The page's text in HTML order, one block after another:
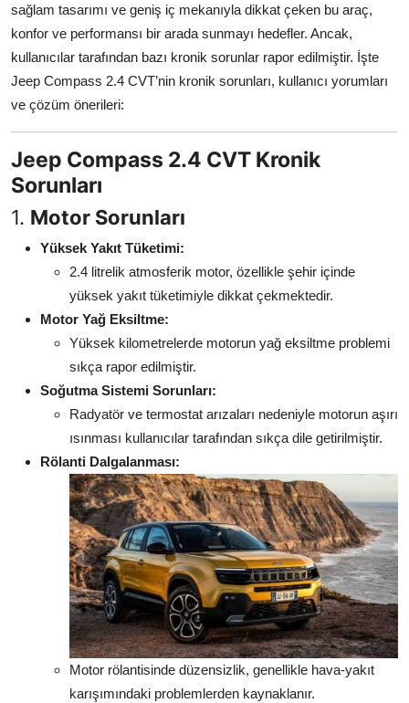
Klima & Konfor
Aydınlatma & Görüş
Şanzıman & Aktarma
Dizel Sistemler
Multimedya & Elektronik
sağlam tasarımı ve geniş iç mekanıyla dikkat çeken bu araç,
konfor ve performansı bir arada sunmayı hedefler. Ancak,
kullanıcılar tarafından bazı kronik sorunlar rapor edilmiştir. İşte
Jeep Compass 2.4 CVT’nin kronik sorunları, kullanıcı yorumları
ve çözüm önerileri:
Jeep Compass 2.4 CVT Kronik
Sorunları
1. Motor Sorunları
Yüksek Yakıt Tüketimi:
2.4 litrelik atmosferik motor, özellikle şehir içinde
yüksek yakıt tüketimiyle dikkat çekmektedir.
Motor Yağ Eksiltme:
Yüksek kilometrelerde motorun yağ eksiltme problemi
sıkça rapor edilmiştir.
Soğutma Sistemi Sorunları:
Radyatör ve termostat arızaları nedeniyle motorun aşırı
ısınması kullanıcılar tarafından sıkça dile getirilmiştir.
Rölanti Dalgalanması:
Motor rölantisinde düzensizlik, genellikle hava-yakıt
karışımındaki problemlerden kaynaklanır.